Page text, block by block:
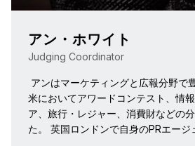
アン・ホワイト
Judging Coordinator
アンはマーケティングと広報分野で
米においてアワードコンテスト、情
ア、旅行・レジャー、消費財などの
た。 英国ロンドンで自身のPRエージ